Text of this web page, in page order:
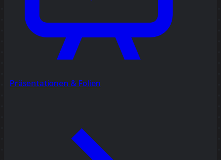
Präsentationen & Folien